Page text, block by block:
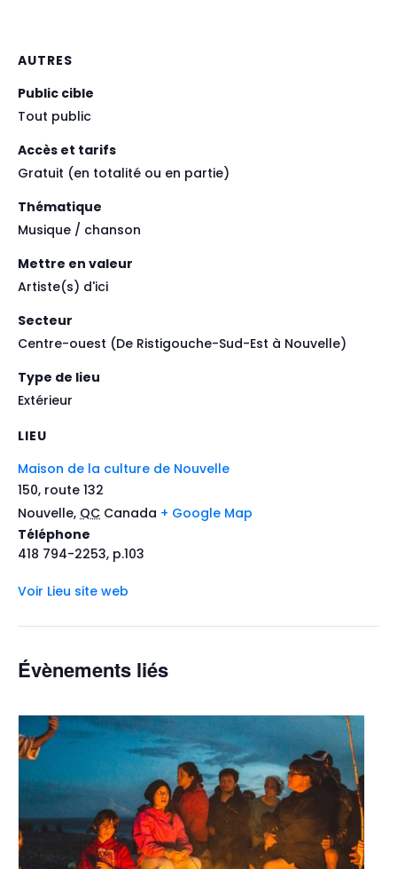
LIEU
Maison de la culture de Nouvelle
150, route 132
Nouvelle, QC Canada + Google Map
Téléphone
418 794-2253, p.103
Voir Lieu site web
AUTRES
Public cible
Tout public
Accès et tarifs
Gratuit (en totalité ou en partie)
Thématique
Musique / chanson
Mettre en valeur
Artiste(s) d'ici
Secteur
Centre-ouest (De Ristigouche-Sud-Est à Nouvelle)
Type de lieu
Extérieur
Évènements liés